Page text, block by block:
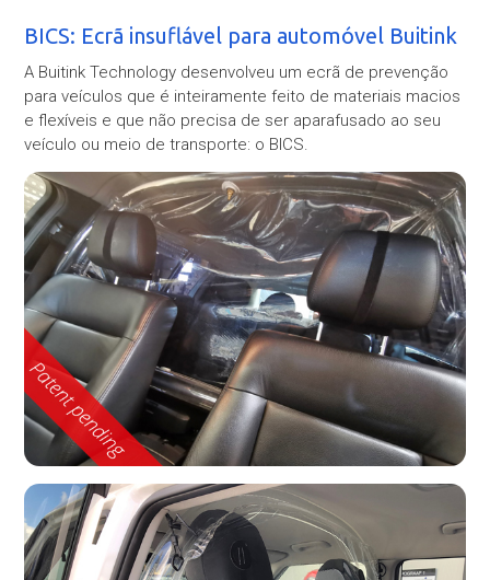
BICS: Ecrã insuflável para automóvel Buitink
A Buitink Technology desenvolveu um ecrã de prevenção
para veículos que é inteiramente feito de materiais macios
e flexíveis e que não precisa de ser aparafusado ao seu
veículo ou meio de transporte: o BICS.